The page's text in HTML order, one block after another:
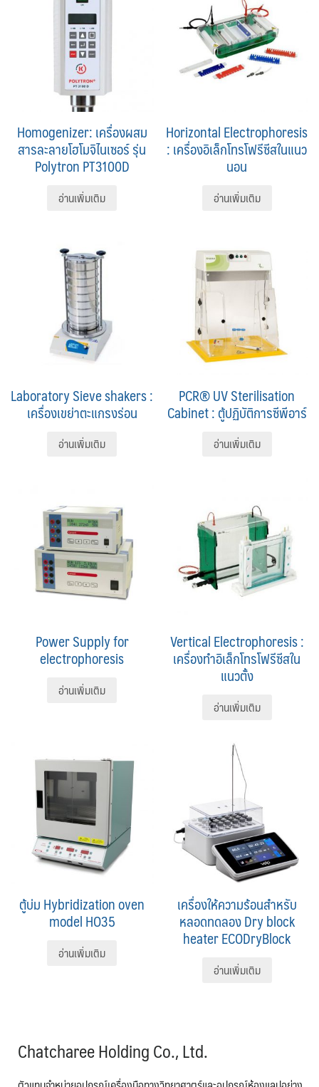
Homogenizer: เครื่องผสม
สารละลายโฮโมจิไนเซอร์ รุ่น
Polytron PT3100D
อ่านเพิ่มเติม
Horizontal Electrophoresis
: เครื่องอิเล็กโทรโฟรีซีสในแนว
นอน
อ่านเพิ่มเติม
Laboratory Sieve shakers :
เครื่องเขย่าตะแกรงร่อน
อ่านเพิ่มเติม
PCR® UV Sterilisation
Cabinet : ตู้ปฏิบัติการซีพีอาร์
อ่านเพิ่มเติม
Power Supply for
electrophoresis
อ่านเพิ่มเติม
Vertical Electrophoresis :
เครื่องทําอิเล็กโทรโฟรีซีสใน
แนวตั้ง
อ่านเพิ่มเติม
ตู้บ่ม Hybridization oven
model HO35
อ่านเพิ่มเติม
เครื่องให้ความร้อนสำหรับ
หลอดทดลอง Dry block
heater ECODryBlock
อ่านเพิ่มเติม
Chatcharee Holding Co., Ltd.